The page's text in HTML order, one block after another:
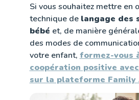
Si vous souhaitez mettre en
technique de langage des
bébé et, de manière
des modes de
votre enfant, formez-vous
coopération positive
sur la plateforme Family